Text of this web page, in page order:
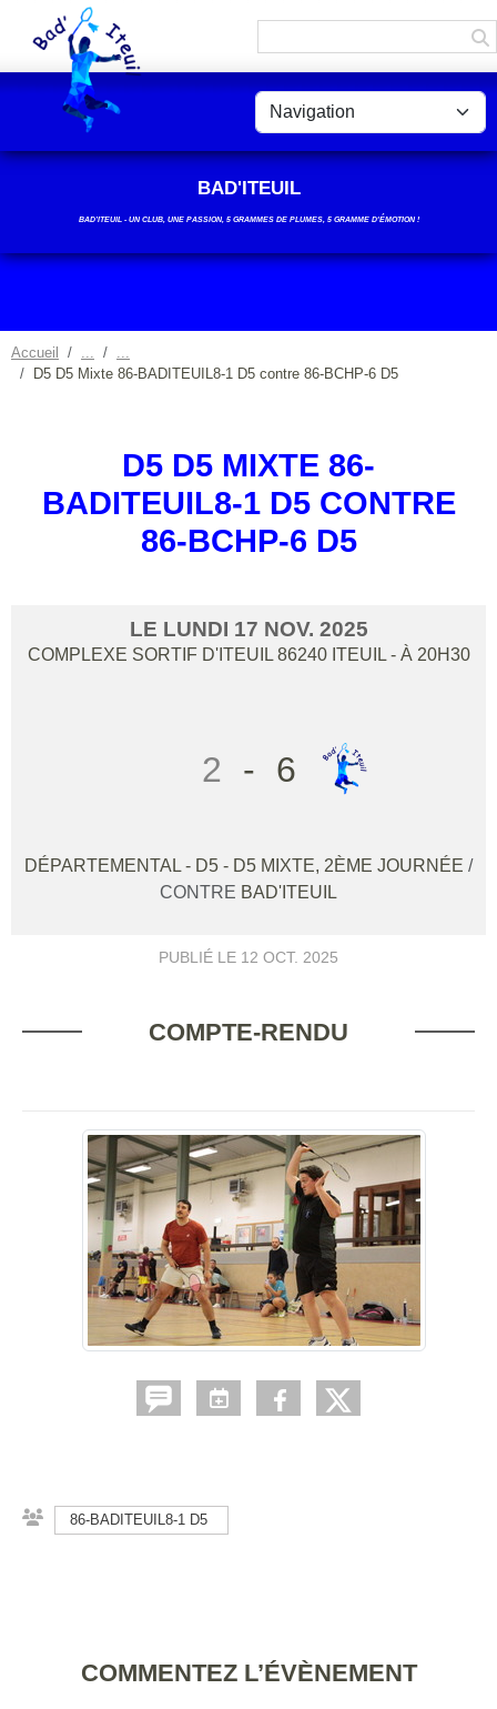
BAD'ITEUIL
BAD’ITEUIL - UN CLUB, UNE PASSION, 5 GRAMMES DE PLUMES, 5 GRAMME D'ÉMOTION !
Accueil
D5 D5 Mixte 86-BADITEUIL8-1 D5 contre 86-BCHP-6 D5
D5 D5 MIXTE 86-
BADITEUIL8-1 D5 CONTRE
86-BCHP-6 D5
LE LUNDI 17 NOV. 2025
COMPLEXE SORTIF D'ITEUIL 86240 ITEUIL - À 20H30
2 - 6
DÉPARTEMENTAL - D5 - D5 MIXTE, 2ÈME JOURNÉE /
CONTRE BAD'ITEUIL
PUBLIÉ LE 12 OCT. 2025
COMPTE-RENDU
86-BADITEUIL8-1 D5
COMMENTEZ L’ÉVÈNEMENT
Panneau de gestion des cookies